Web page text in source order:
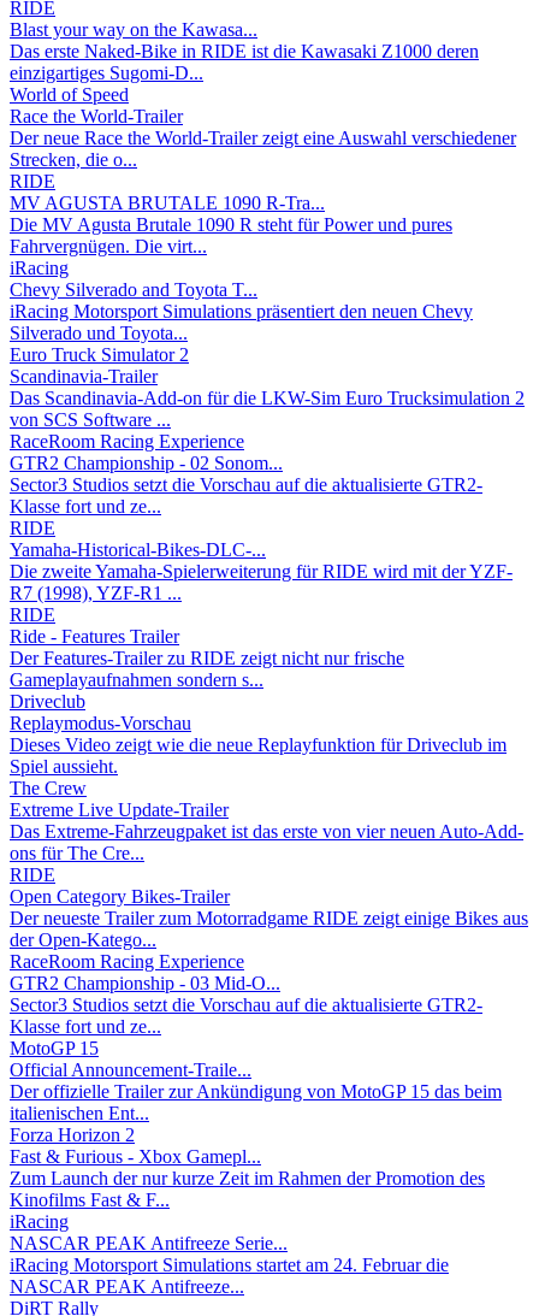
RIDE
Blast your way on the Kawasa...
Das erste Naked-Bike in RIDE ist die Kawasaki Z1000 deren
einzigartiges Sugomi-D...
World of Speed
Race the World-Trailer
Der neue Race the World-Trailer zeigt eine Auswahl verschiedener
Strecken, die o...
RIDE
MV AGUSTA BRUTALE 1090 R-Tra...
Die MV Agusta Brutale 1090 R steht für Power und pures
Fahrvergnügen. Die virt...
iRacing
Chevy Silverado and Toyota T...
iRacing Motorsport Simulations präsentiert den neuen Chevy
Silverado und Toyota...
Euro Truck Simulator 2
Scandinavia-Trailer
Das Scandinavia-Add-on für die LKW-Sim Euro Trucksimulation 2
von SCS Software ...
RaceRoom Racing Experience
GTR2 Championship - 02 Sonom...
Sector3 Studios setzt die Vorschau auf die aktualisierte GTR2-
Klasse fort und ze...
RIDE
Yamaha-Historical-Bikes-DLC-...
Die zweite Yamaha-Spielerweiterung für RIDE wird mit der YZF-
R7 (1998), YZF-R1 ...
RIDE
Ride - Features Trailer
Der Features-Trailer zu RIDE zeigt nicht nur frische
Gameplayaufnahmen sondern s...
Driveclub
Replaymodus-Vorschau
Dieses Video zeigt wie die neue Replayfunktion für Driveclub im
Spiel aussieht.
The Crew
Extreme Live Update-Trailer
Das Extreme-Fahrzeugpaket ist das erste von vier neuen Auto-Add-
ons für The Cre...
RIDE
Open Category Bikes-Trailer
Der neueste Trailer zum Motorradgame RIDE zeigt einige Bikes aus
der Open-Katego...
RaceRoom Racing Experience
GTR2 Championship - 03 Mid-O...
Sector3 Studios setzt die Vorschau auf die aktualisierte GTR2-
Klasse fort und ze...
MotoGP 15
Official Announcement-Traile...
Der offizielle Trailer zur Ankündigung von MotoGP 15 das beim
italienischen Ent...
Forza Horizon 2
Fast & Furious - Xbox Gamepl...
Zum Launch der nur kurze Zeit im Rahmen der Promotion des
Kinofilms Fast & F...
iRacing
NASCAR PEAK Antifreeze Serie...
iRacing Motorsport Simulations startet am 24. Februar die
NASCAR PEAK Antifreeze...
DiRT Rally